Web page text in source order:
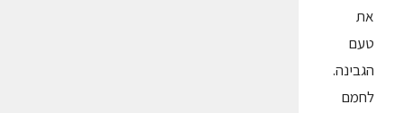
את
טעם
הגבינה.
לחמם